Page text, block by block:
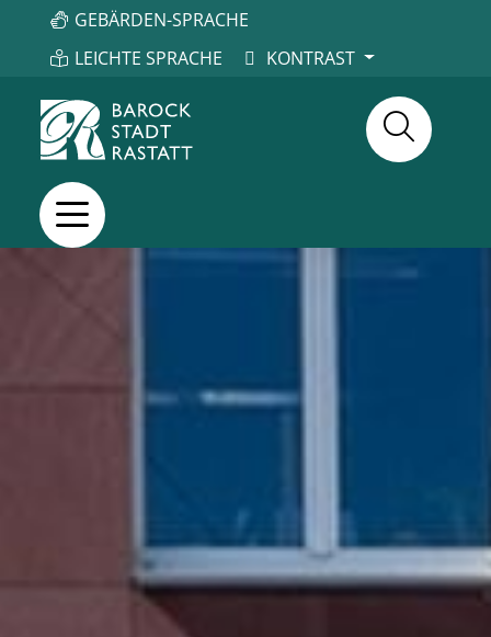
GEBÄRDEN-SPRACHE
LEICHTE SPRACHE
KONTRAST